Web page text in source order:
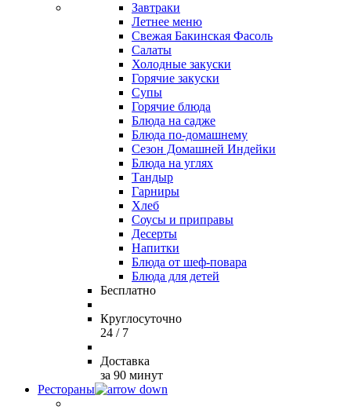
Завтраки
Летнее меню
Свежая Бакинская Фасоль
Салаты
Холодные закуски
Горячие закуски
Супы
Горячие блюда
Блюда на садже
Блюда по-домашнему
Сезон Домашней Индейки
Блюда на углях
Тандыр
Гарниры
Хлеб
Соусы и приправы
Десерты
Напитки
Блюда от шеф-повара
Блюда для детей
Бесплатно
Круглосуточно
24 / 7
Доставка
за 90 минут
Рестораны